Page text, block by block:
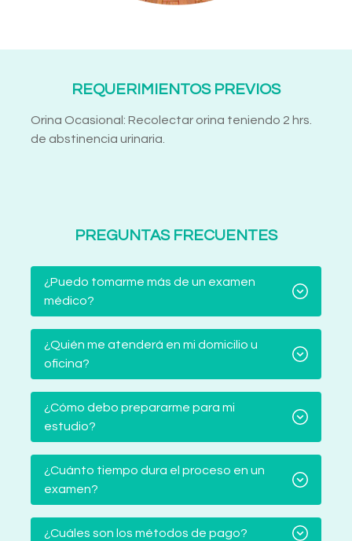
REQUERIMIENTOS PREVIOS
Orina Ocasional: Recolectar orina teniendo 2 hrs.
de abstinencia urinaria.
PREGUNTAS FRECUENTES
¿Puedo tomarme más de un examen
médico?
¿Quién me atenderá en mi domicilio u
oficina?
¿Cómo debo prepararme para mi
estudio?
¿Cuánto tiempo dura el proceso en un
examen?
¿Cuáles son los métodos de pago?